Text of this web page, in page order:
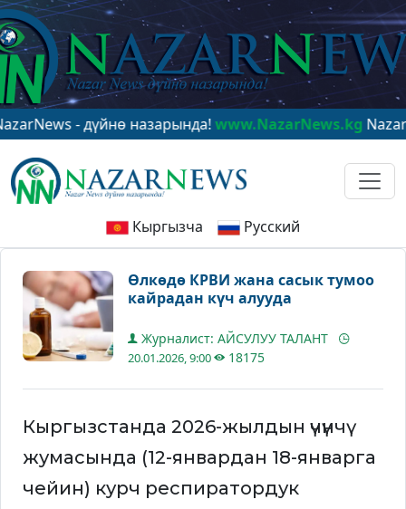
- дүйнө назарында!www.NazarNews.kgNazarNews
Кыргызча Русский
Өлкөдө КРВИ жана сасык тумоо
кайрадан күч алууда
Журналист: АЙСУЛУУ ТАЛАНТ
20.01.2026, 9:00 18175
Кыргызстанда 2026-жылдын үчүнчү
жумасында (12-январдан 18-январга
чейин) курч респиратордук